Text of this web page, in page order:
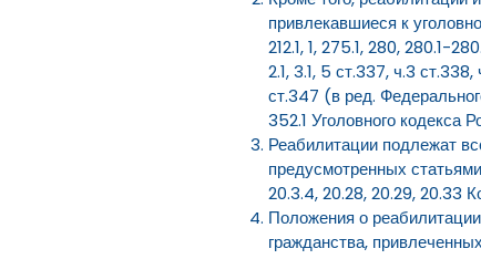
привлекавшиеся к
212.1, 1, 275.1, 280, 280.1-
2.1, 3.1, 5 ст.337, ч.3
ст.347 (в ред.
352.1 Уголовного кодекса
Реабилитации подлежат
предусмотренных
20.3.4, 20.28, 20.29, 20.33
Положения о
гражданства,